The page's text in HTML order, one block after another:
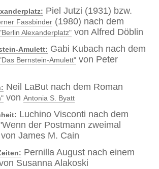
Piel Jutzi (1931) bzw.
Fassbinder (1980) nach dem
Alexanderplatz" von Alfred Döblin
Amulett: Gabi Kubach nach dem
Bernstein-Amulett" von Peter
Neil LaBut nach dem Roman
von Antonia S. Byatt
Luchino Visconti nach dem
der Postmann zweimal
James M. Cain
Pernilla August nach einem
Susanna Alakoski